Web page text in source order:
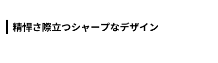
精悍さ際立つシャープなデザイン